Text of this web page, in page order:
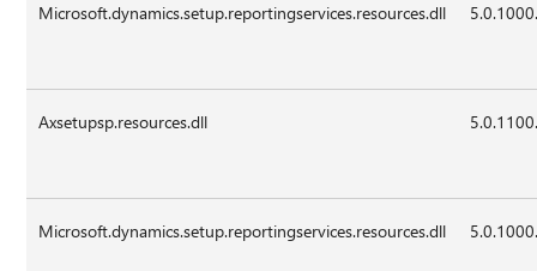
Microsoft.dynamics.setup.reportingservices.resources.dll
Axsetupsp.resources.dll
Microsoft.dynamics.setup.reportingservices.resources.dll